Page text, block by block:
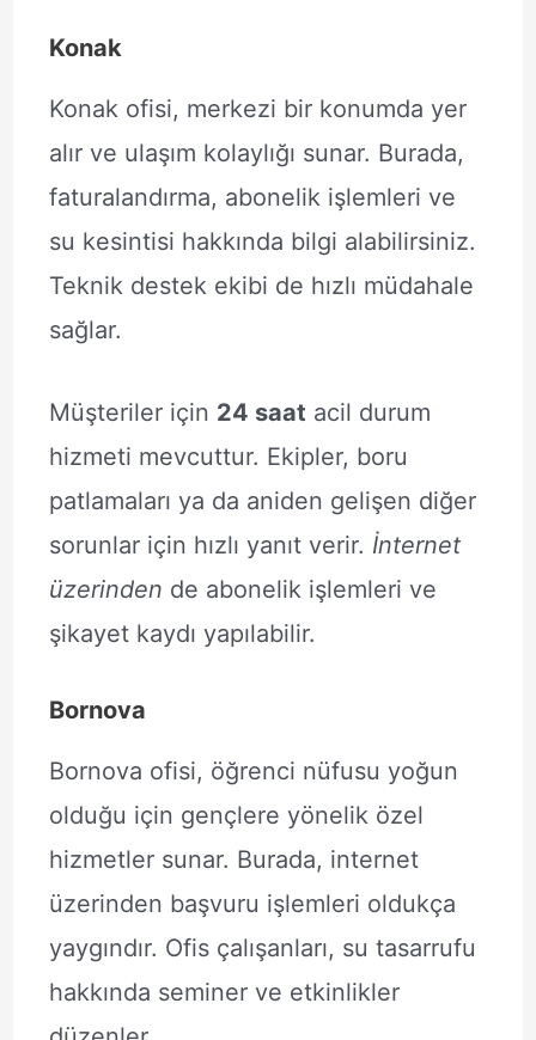
Konak
Konak ofisi, merkezi bir konumda yer
alır ve ulaşım kolaylığı sunar. Burada,
faturalandırma, abonelik işlemleri ve
su kesintisi hakkında bilgi alabilirsiniz.
Teknik destek ekibi de hızlı müdahale
sağlar.
Müşteriler için 24 saat acil durum
hizmeti mevcuttur. Ekipler, boru
patlamaları ya da aniden gelişen diğer
sorunlar için hızlı yanıt verir. İnternet
üzerinden de abonelik işlemleri ve
şikayet kaydı yapılabilir.
Bornova
Bornova ofisi, öğrenci nüfusu yoğun
olduğu için gençlere yönelik özel
hizmetler sunar. Burada, internet
üzerinden başvuru işlemleri oldukça
yaygındır. Ofis çalışanları, su tasarrufu
hakkında seminer ve etkinlikler